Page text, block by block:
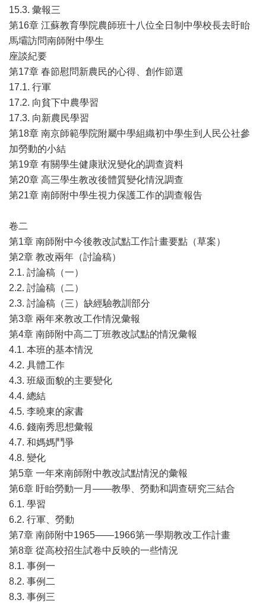
15.3. 彙報三
第16章 江蘇教育學院農師班十八位全日制中學校長去盱眙
馬壩訪問南師附中學生
座談紀要
第17章 春節慰問新農民的心得、創作節選
17.1. 行軍
17.2. 向貧下中農學習
17.3. 向新農民學習
第18章 南京師範學院附屬中學組織初中學生到人民公社參
加勞動的小結
第19章 有關學生健康狀況變化的調查資料
第20章 高三學生教改後體質變化情況調查
第21章 南師附中學生視力保護工作的調查報告
卷二
第1章 南師附中今後教改試點工作計畫要點（草案）
第2章 教改兩年（討論稿）
2.1. 討論稿（一）
2.2. 討論稿（二）
2.3. 討論稿（三）缺經驗教訓部分
第3章 兩年來教改工作情況彙報
第4章 南師附中高二丁班教改試點的情況彙報
4.1. 本班的基本情況
4.2. 具體工作
4.3. 班級面貌的主要變化
4.4. 總結
4.5. 李曉東的家書
4.6. 錢南秀思想彙報
4.7. 和媽媽鬥爭
4.8. 變化
第5章 一年來南師附中教改試點情況的彙報
第6章 盱眙勞動一月——教學、勞動和調查研究三結合
6.1. 學習
6.2. 行軍、勞動
第7章 南師附中1965——1966第一學期教改工作計畫
第8章 從高校招生試卷中反映的一些情況
8.1. 事例一
8.2. 事例二
8.3. 事例三